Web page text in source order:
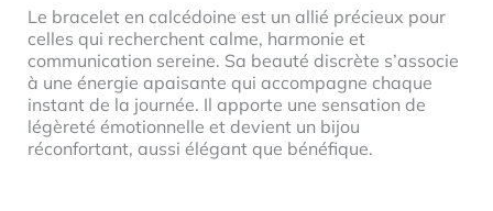
Le bracelet en calcédoine est un allié précieux pour
celles qui recherchent calme, harmonie et
communication sereine. Sa beauté discrète s’associe
à une énergie apaisante qui accompagne chaque
instant de la journée. Il apporte une sensation de
légèreté émotionnelle et devient un bijou
réconfortant, aussi élégant que bénéfique.